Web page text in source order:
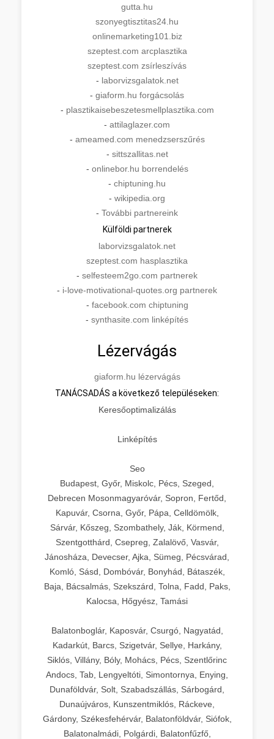
gutta.hu
szonyegtisztitas24.hu
onlinemarketing101.biz
szeptest.com arcplasztika
szeptest.com zsírleszívás
- laborvizsgalatok.net
- giaform.hu forgácsolás
- plasztikaisebeszetesmellplasztika.com
- attilaglazer.com
- ameamed.com menedzserszűrés
- sittszallitas.net
- onlinebor.hu borrendelés
- chiptuning.hu
- wikipedia.org
- További partnereink
Külföldi partnerek
laborvizsgalatok.net
szeptest.com hasplasztika
- selfesteem2go.com partnerek
- i-love-motivational-quotes.org partnerek
- facebook.com chiptuning
- synthasite.com linképítés
Lézervágás
giaform.hu lézervágás
TANÁCSADÁS a következő településeken:
Keresőoptimalizálás
Linképítés
Seo
Budapest, Győr, Miskolc, Pécs, Szeged,
Debrecen Mosonmagyaróvár, Sopron, Fertőd,
Kapuvár, Csorna, Győr, Pápa, Celldömölk,
Sárvár, Kőszeg, Szombathely, Ják, Körmend,
Szentgotthárd, Csepreg, Zalalövő, Vasvár,
Jánosháza, Devecser, Ajka, Sümeg, Pécsvárad,
Komló, Sásd, Dombóvár, Bonyhád, Bátaszék,
Baja, Bácsalmás, Szekszárd, Tolna, Fadd, Paks,
Kalocsa, Hőgyész, Tamási
Balatonboglár, Kaposvár, Csurgó, Nagyatád,
Kadarkút, Barcs, Szigetvár, Sellye, Harkány,
Siklós, Villány, Bóly, Mohács, Pécs, Szentlőrinc
Andocs, Tab, Lengyeltóti, Simontornya, Enying,
Dunaföldvár, Solt, Szabadszállás, Sárbogárd,
Dunaújváros, Kunszentmiklós, Ráckeve,
Gárdony, Székesfehérvár, Balatonföldvár, Siófok,
Balatonalmádi, Polgárdi, Balatonfűzfő,